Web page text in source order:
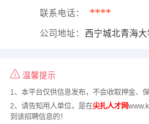
联系电话： ****
公司地址： 西宁城北青海
温馨提示
1、本平台仅供信息发布，不会收取押金、
2、请告知用人单位，是在尖扎人才网
到该招聘信息的！